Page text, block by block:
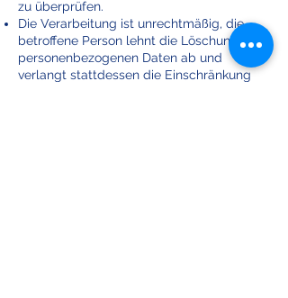
zu überprüfen.
Die Verarbeitung ist unrechtmäßig, die
betroffene Person lehnt die Löschung der
personenbezogenen Daten ab und
verlangt stattdessen die Einschränkung